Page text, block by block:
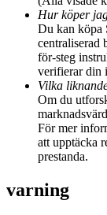
BTC
Deposit &
Deposit
Hur köper
Du kan köpa
centraliserad
för-steg
verifierar din
Vilka
Om du
För mer
att upptäcka
prestanda.
varning